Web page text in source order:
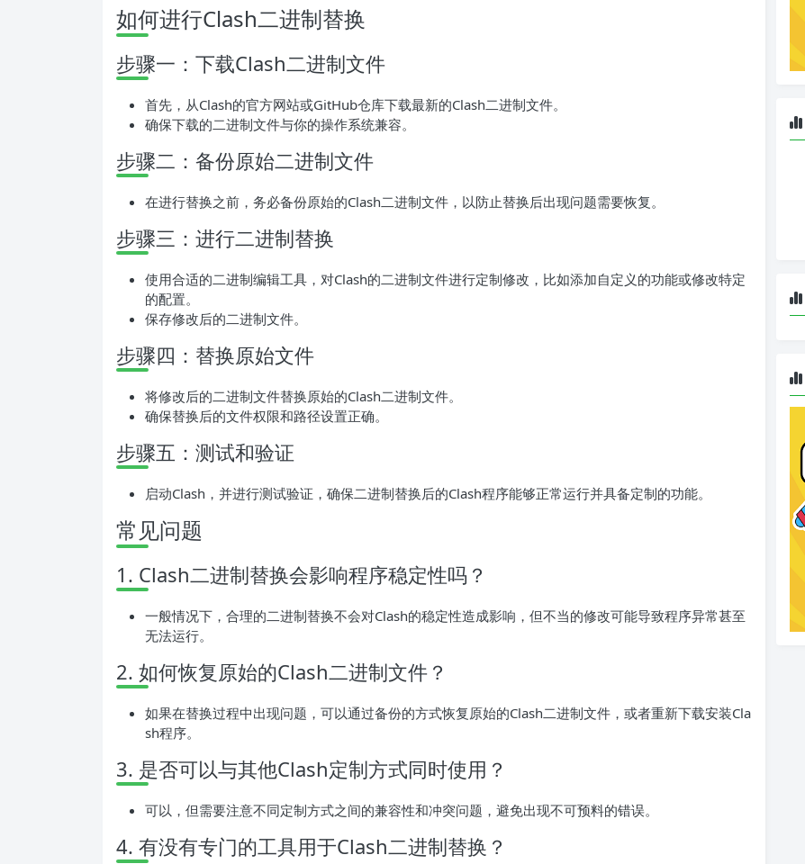
如何进行Clash二进制替换
步骤一：下载Clash二进制文件
首先，从Clash的官方网站或GitHub仓库下载最新的Clash二进制文件。
确保下载的二进制文件与你的操作系统兼容。
步骤二：备份原始二进制文件
在进行替换之前，务必备份原始的Clash二进制文件，以防止替换后出现问题需要恢复。
步骤三：进行二进制替换
使用合适的二进制编辑工具，对Clash的二进制文件进行定制修改，比如添加自定义的功能或修改特定
的配置。
保存修改后的二进制文件。
步骤四：替换原始文件
将修改后的二进制文件替换原始的Clash二进制文件。
确保替换后的文件权限和路径设置正确。
步骤五：测试和验证
启动Clash，并进行测试验证，确保二进制替换后的Clash程序能够正常运行并具备定制的功能。
常见问题
1. Clash二进制替换会影响程序稳定性吗？
一般情况下，合理的二进制替换不会对Clash的稳定性造成影响，但不当的修改可能导致程序异常甚至
无法运行。
2. 如何恢复原始的Clash二进制文件？
如果在替换过程中出现问题，可以通过备份的方式恢复原始的Clash二进制文件，或者重新下载安装Cla
sh程序。
3. 是否可以与其他Clash定制方式同时使用？
可以，但需要注意不同定制方式之间的兼容性和冲突问题，避免出现不可预料的错误。
4. 有没有专门的工具用于Clash二进制替换？